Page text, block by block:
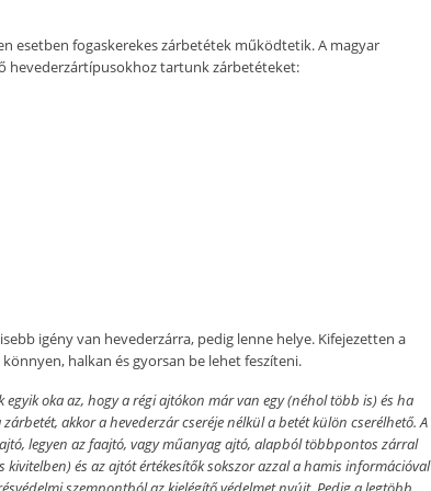
esetben fogaskerekes zárbetétek működtetik. A magyar
hevederzártípusokhoz tartunk zárbetéteket:
igény van hevederzárra, pedig lenne helye. Kifejezetten a
halkan és gyorsan be lehet feszíteni.
egyik oka az, hogy a régi ajtókon már van egy (néhol több is) és ha
akkor a hevederzár cseréje nélkül a betét külön cserélhető. A
legyen az faajtó, vagy műanyag ajtó, alapból többpontos zárral
kivitelben) és az ajtót értékesítők sokszor azzal a hamis információval